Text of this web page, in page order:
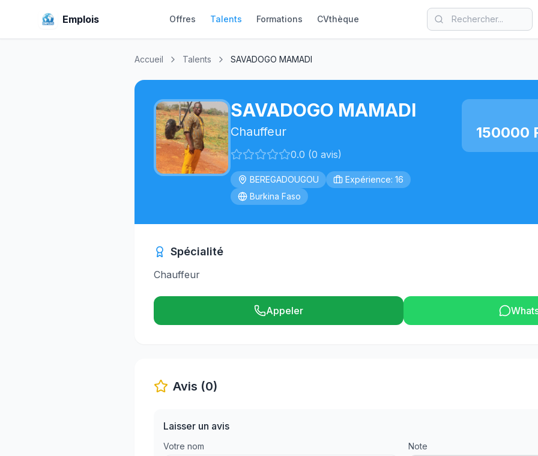
Emplois Offres Talents Formations CVthèque
Accueil Talents SAVADOGO MAMADI
SAVADOGO MAMADI
Chauffeur
0.0 (0 avis)
BEREGADOUGOU
Expérience: 16
Burkina Faso
150000
Spécialité
Chauffeur
Appeler
Avis (0)
Laisser un avis
Votre nom Note